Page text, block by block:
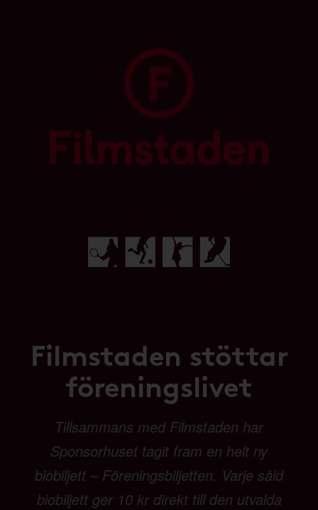
Filmstaden stöttar
föreningslivet
Tillsammans med Filmstaden har
Sponsorhuset tagit fram en helt ny
biobiljett – Föreningsbiljetten. Varje såld
biobiljett ger 10 kr direkt till den utvalda